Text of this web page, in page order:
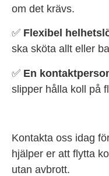
om det krävs.
✅ Flexibel
ska sköta allt eller
✅ En
slipper hålla koll på
Kontakta oss idag
hjälper er att flytta
utan avbrott.